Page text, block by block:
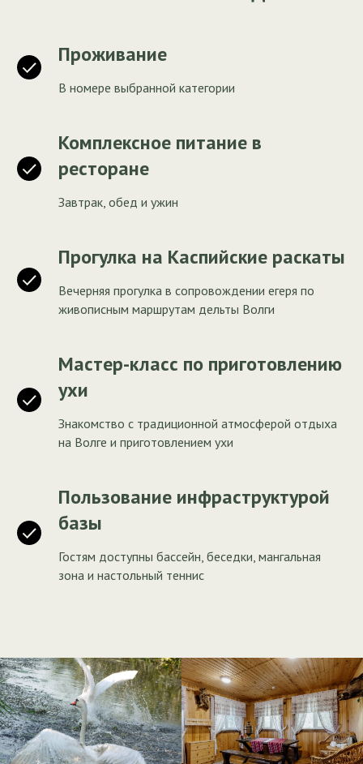
Проживание
В номере выбранной категории
Комплексное питание в
ресторане
Завтрак, обед и ужин
Прогулка на Каспийские раскаты
Вечерняя прогулка в сопровождении егеря по
живописным маршрутам дельты Волги
Мастер-класс по приготовлению
ухи
Знакомство с традиционной атмосферой отдыха
на Волге и приготовлением ухи
Пользование инфраструктурой
базы
Гостям доступны бассейн, беседки, мангальная
зона и настольный теннис